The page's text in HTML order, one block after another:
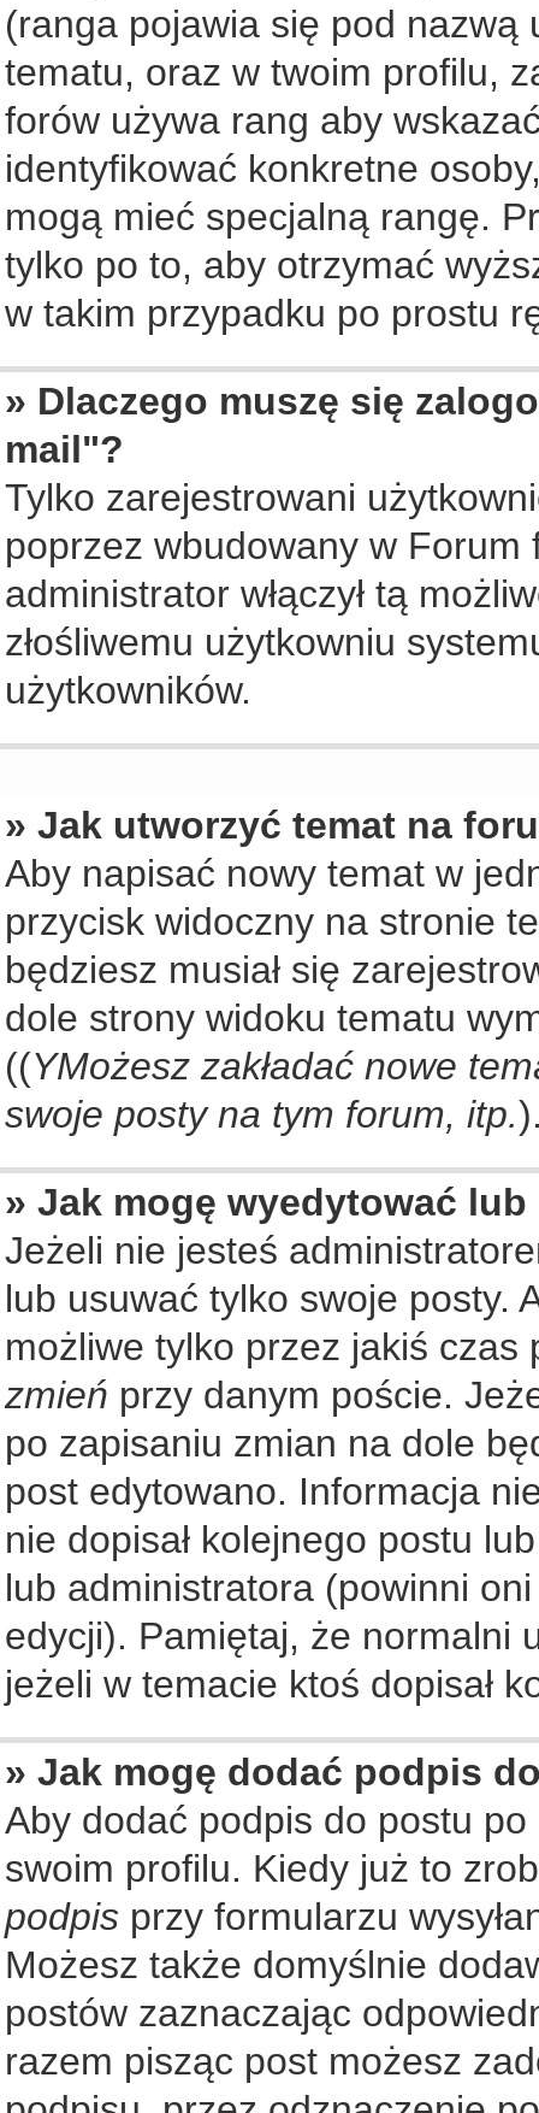
(ranga pojawia się pod
tematu, oraz w twoim profilu,
forów używa rang aby
identyfikować konkretne
mogą mieć specjalną rangę.
tylko po to, aby otrzymać
w takim przypadku po prostu
» Dlaczego muszę się
mail"?
Tylko zarejestrowani
poprzez wbudowany w Forum
administrator włączył tą
złośliwemu użytkowniu
użytkowników.
» Jak utworzyć temat na
Aby napisać nowy temat w
przycisk widoczny na stronie
będziesz musiał się
dole strony widoku tematu
((YMożesz zakładać nowe
swoje posty na tym forum, itp.
» Jak mogę wyedytować
Jeżeli nie jesteś
lub usuwać tylko swoje posty.
możliwe tylko przez jakiś
zmień przy danym poście.
po zapisaniu zmian na dole
post edytowano. Informacja
nie dopisał kolejnego postu
lub administratora (powinni
edycji). Pamiętaj, że normalni
jeżeli w temacie ktoś dopisał
» Jak mogę dodać podpis
Aby dodać podpis do postu
swoim profilu. Kiedy już to
podpis przy formularzu
Możesz także domyślnie
postów zaznaczając
razem pisząc post możesz